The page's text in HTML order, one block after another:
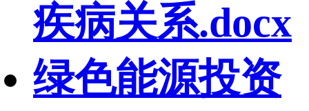
疾病关系.docx
绿色能源投资